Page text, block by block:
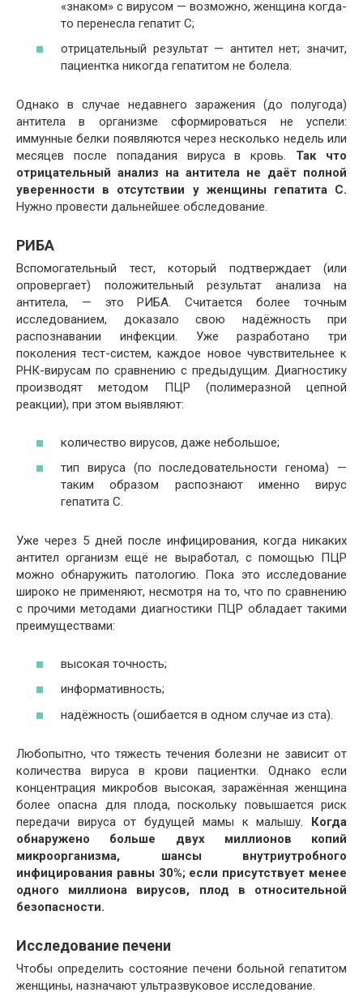
«знаком» с вирусом — возможно, женщина когда-
то перенесла гепатит С;
отрицательный результат — антител нет; значит,
пациентка никогда гепатитом не болела.
Однако в случае недавнего заражения (до полугода)
антитела в организме сформироваться не успели:
иммунные белки появляются через несколько недель или
месяцев после попадания вируса в кровь. Так что
отрицательный анализ на антитела не даёт полной
уверенности в отсутствии у женщины гепатита С.
Нужно провести дальнейшее обследование.
РИБА
Вспомогательный тест, который подтверждает (или
опровергает) положительный результат анализа на
антитела, — это РИБА. Считается более точным
исследованием, доказало свою надёжность при
распознавании инфекции. Уже разработано три
поколения тест-систем, каждое новое чувствительнее к
РНК-вирусам по сравнению с предыдущим. Диагностику
производят методом ПЦР (полимеразной цепной
реакции), при этом выявляют:
количество вирусов, даже небольшое;
тип вируса (по последовательности генома) —
таким образом распознают именно вирус
гепатита С.
Уже через 5 дней после инфицирования, когда никаких
антител организм ещё не выработал, с помощью ПЦР
можно обнаружить патологию. Пока это исследование
широко не применяют, несмотря на то, что по сравнению
с прочими методами диагностики ПЦР обладает такими
преимуществами:
высокая точность;
информативность;
надёжность (ошибается в одном случае из ста).
Любопытно, что тяжесть течения болезни не зависит от
количества вируса в крови пациентки. Однако если
концентрация микробов высокая, заражённая женщина
более опасна для плода, поскольку повышается риск
передачи вируса от будущей мамы к малышу. Когда
обнаружено больше двух миллионов копий
микроорганизма, шансы внутриутробного
инфицирования равны 30%; если присутствует менее
одного миллиона вирусов, плод в относительной
безопасности.
Исследование печени
Чтобы определить состояние печени больной гепатитом
женщины, назначают ультразвуковое исследование.